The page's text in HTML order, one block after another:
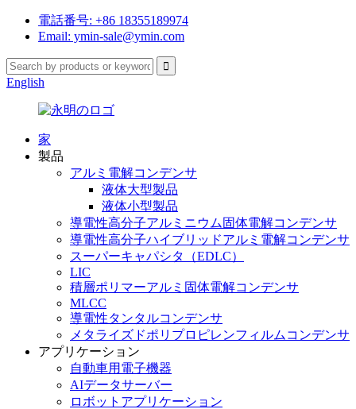
電話番号: +86 18355189974
Email: ymin-sale@ymin.com
English
家
製品
アルミ電解コンデンサ
液体大型製品
液体小型製品
導電性高分子アルミニウム固体電解コンデンサ
導電性高分子ハイブリッドアルミ電解コンデンサ
スーパーキャパシタ（EDLC）
LIC
積層ポリマーアルミ固体電解コンデンサ
MLCC
導電性タンタルコンデンサ
メタライズドポリプロピレンフィルムコンデンサ
アプリケーション
自動車用電子機器
AIデータサーバー
ロボットアプリケーション